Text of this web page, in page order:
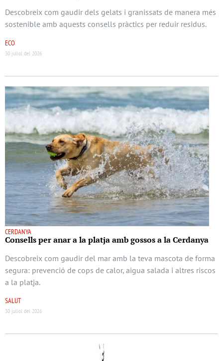
Descobreix com gaudir dels gelats i granissats de manera més
sostenible amb aquests consells pràctics per reduir residus.
ECO
30 juliol del 2026
CERDANYA
Consells per anar a la platja amb gossos a la Cerdanya
Descobreix com gaudir del mar amb la teva mascota de forma
segura: prevenció de cops de calor, aigua salada i altres riscos
a la platja.
SALUT
30 juliol del 2026